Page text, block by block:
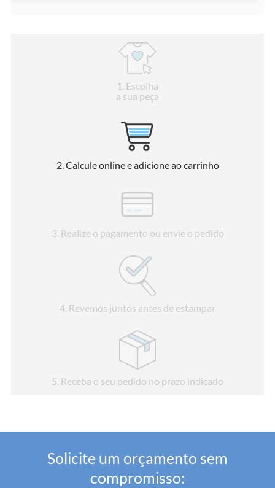
1 . Escolha
a sua peça
2. Calcule online e adicione ao carrinho
3. Realize o pagamento ou envie o pedido
4. Revemos juntos antes de estampar
5. Receba o seu pedido no prazo indicado
Solicite um orçamento sem
compromisso: